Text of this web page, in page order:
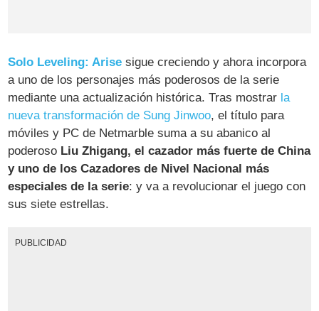
Solo Leveling: Arise sigue creciendo y ahora incorpora
a uno de los personajes más poderosos de la serie
mediante una actualización histórica. Tras mostrar la
nueva transformación de Sung Jinwoo, el título para
móviles y PC de Netmarble suma a su abanico al
poderoso Liu Zhigang, el cazador más fuerte de China
y uno de los Cazadores de Nivel Nacional más
especiales de la serie: y va a revolucionar el juego con
sus siete estrellas.
PUBLICIDAD